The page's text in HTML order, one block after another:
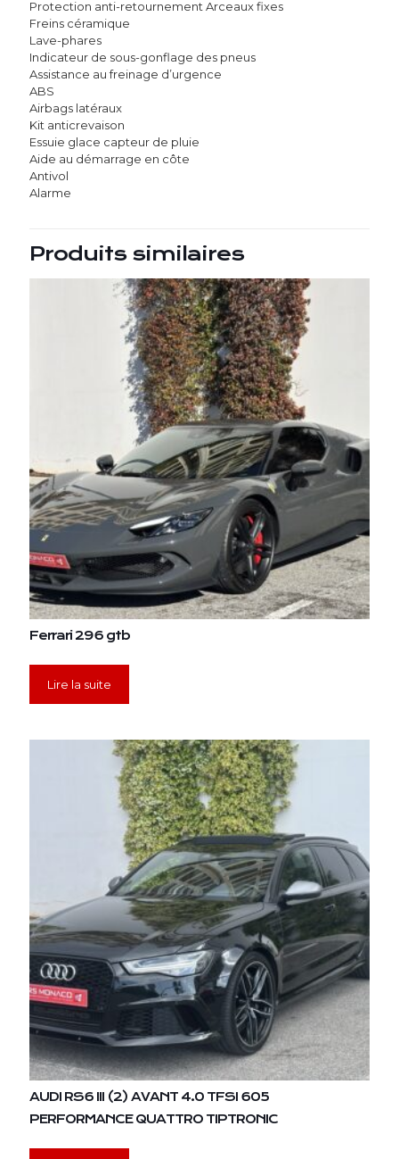
Protection anti-retournement Arceaux fixes
Freins céramique
Lave-phares
Indicateur de sous-gonflage des pneus
Assistance au freinage d’urgence
ABS
Airbags latéraux
Kit anticrevaison
Essuie glace capteur de pluie
Aide au démarrage en côte
Antivol
Alarme
Produits similaires
Ferrari 296 gtb
Lire la suite
AUDI RS6 III (2) AVANT 4.0 TFSI 605
PERFORMANCE QUATTRO TIPTRONIC